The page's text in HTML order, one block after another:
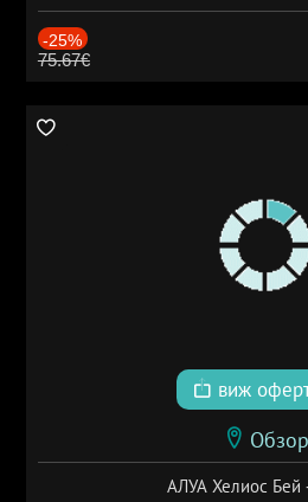
-25%
75.67€
виж
Обзор
АЛУА Хелиос Бей